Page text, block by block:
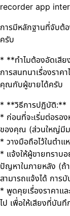
recorder app
การมีหลักฐานที่จับต้
ครับ
* **ทำไมต้องอัดเสี
การสนทนาเรื่องรา
คุณกับผู้ขายได้ครับ
* **วิธีการปฏิบัติ:**
* ก่อนที่จะเริ่มต่อรอ
ของคุณ (ส่วนใหญ่มีม
* วางมือถือไว้ในตำ
* แจ้งให้ผู้ขายทราบ
ปัญหาในภายหลัง (ถ้า
สามารถแจ้งได้ การ
* พูดคุยเรื่องราคาแ
ไป เพื่อให้เสียงที่บันทึ